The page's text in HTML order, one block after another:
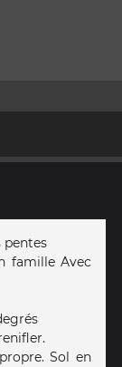
pentes
famille Avec
Sol en